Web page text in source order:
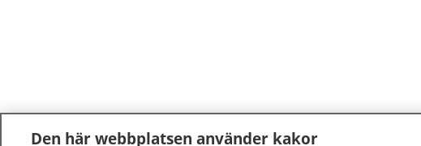
Den här webbplatsen använder kakor